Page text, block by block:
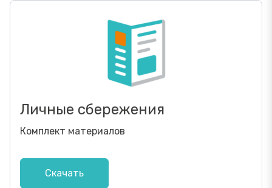
Личные сбережения
Комплект материалов
Скачать